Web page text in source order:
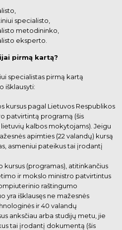
specialisto,
metodininko,
eksperto.
pirmą kartą?
specialistas pirmą kartą
išklausyti:
kursus pagal Lietuvos Respublikos
patvirtintą programą (šis
kalbos mokytojams). Jeigu
apimties (22 valandų) kursą
asmeniui pateikus tai įrodantį
(programas), atitinkančius
ir mokslo ministro patvirtintus
raštingumo
yra išklausęs ne mažesnės
ir 40 valandų
anksčiau arba studijų metu, jie
tai įrodantį dokumentą (šis